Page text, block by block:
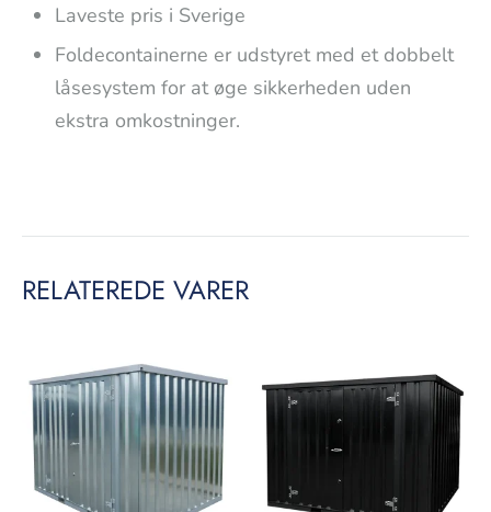
Laveste pris i Sverige
Foldecontainerne er udstyret med et dobbelt
låsesystem for at øge sikkerheden uden
ekstra omkostninger.
RELATEREDE VARER